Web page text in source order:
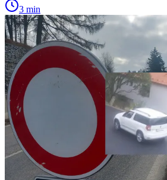
3 min